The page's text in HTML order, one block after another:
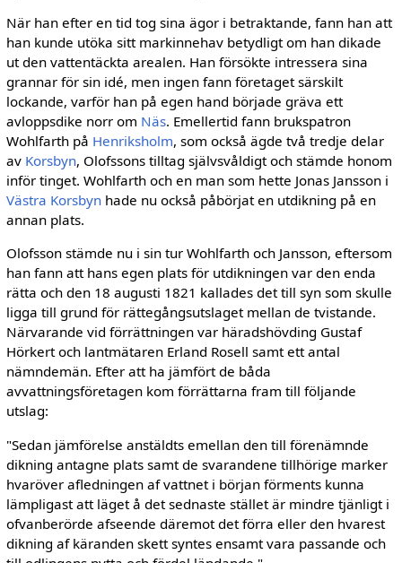
När han efter en tid tog sina ägor i betrak­tande, fann han att
han kunde utöka sitt mark­innehav betydligt om han dikade
ut den vattentäckta arealen. Han försökte intressera sina
grannar för sin idé, men ingen fann företaget särskilt
lockande, varför han på egen hand bör­jade gräva ett
avloppsdike norr om Näs. Emel­lertid fann brukspatron
Wohlfarth på Henriksholm, som också ägde två tredje delar
av Korsbyn, Olofssons tilltag självsvåldigt och stämde honom
inför tinget. Wohlfarth och en man som hette Jonas Jansson i
Västra Korsbynhade nu också påbörjat en utdikning på en
annan plats.
Olofsson stämde nu i sin tur Wohlfarth och Jansson, eftersom
han fann att hans egen plats för utdikningen var den enda
rätta och den 18 augusti 1821 kallades det till syn som skulle
ligga till grund för rättegångsutslaget mellan de tvistande.
Närvarande vid förrättningen var hä­radshövding Gustaf
Hörkert och lantmätaren Erland Rosell samt ett antal
nämndemän. Efter att ha jämfört de båda
avvattningsföretagen kom förrättarna fram till följande
utslag:
"Sedan jämförelse anstäldts emellan den till förenämnde
dikning antagne plats samt de svarandene tillhörige marker
hvaröver afledningen af vattnet i början förments kunna
lämpligast att läget å det sednaste stället är mindre tjänligt i
ofvanberörde afseende däremot det förra eller den hvarest
dikning af käranden skett syntes en­samt vara passande och